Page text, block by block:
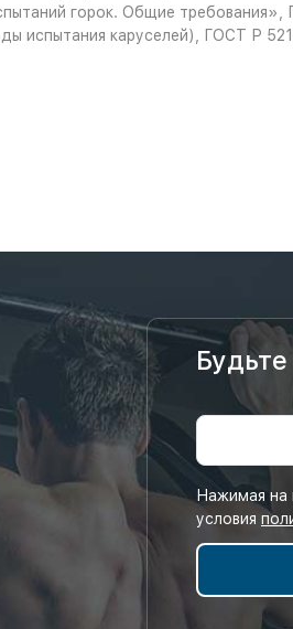
горок. Общие
испытания каруселей), ГОСТ Р
Нажимая на
условия